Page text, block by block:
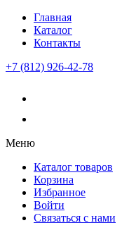
Главная
Каталог
Контакты
+7 (812) 926-42-78
Меню
Каталог товаров
Корзина
Избранное
Войти
Связаться с нами